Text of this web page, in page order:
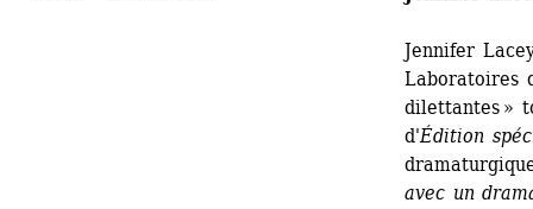
Jennifer
Laboratoires
dilettantes »
d'Édition
avec un